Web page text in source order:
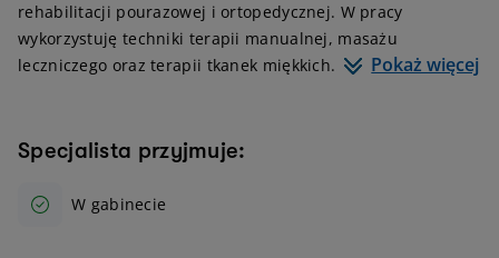
rehabilitacji pourazowej i ortopedycznej. W pracy
wykorzystuję techniki terapii manualnej, masażu
leczniczego oraz terapii tkanek miękkich.
Pokaż więcej
Specjalista przyjmuje:
W gabinecie